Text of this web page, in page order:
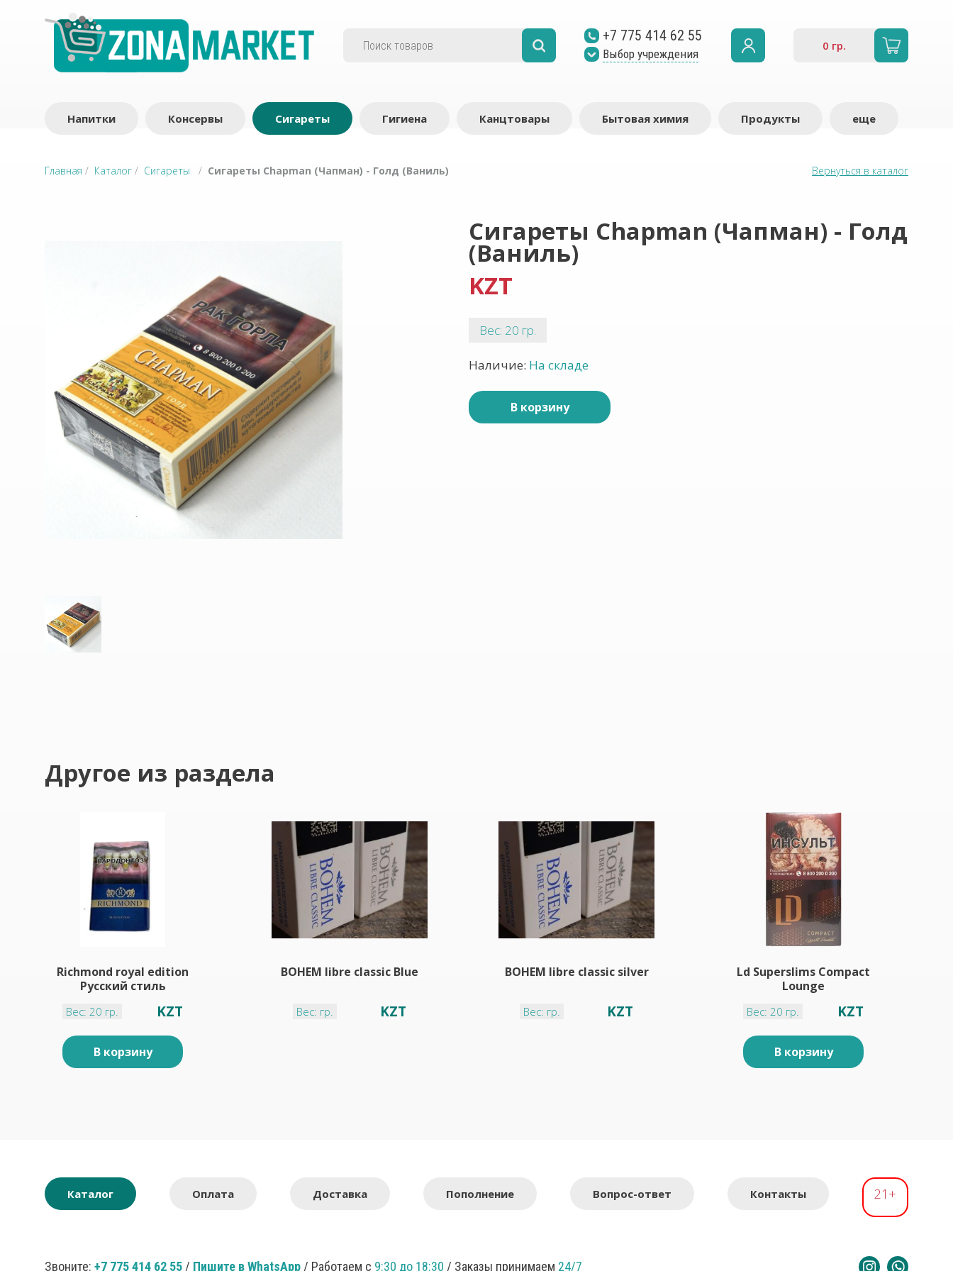
+7 775 414 62 55
Выбор учреждения
0 гр.
Напитки Консервы Сигареты Гигиена Канцтовары Бытовая химия Продукты еще
Главная / Каталог / Сигареты / Сигареты Chapman (Чапман) - Голд (Ваниль) Вернуться в каталог
Сигареты Chapman (Чапман) - Голд
(Ваниль)
KZT
Вес: 20 гр.
Наличие: На складе
В корзину
Другое из раздела
Richmond royal edition
Русский стиль
Вес: 20 гр. KZT
В корзину
BOHEM libre classic Blue
Вес: гр. KZT
BOHEM libre classic silver
Вес: гр. KZT
Ld Superslims Compact
Lounge
Вес: 20 гр. KZT
В корзину
Каталог Оплата Доставка Пополнение Вопрос-ответ Контакты 21+
Звоните: +7 775 414 62 55 / Пишите в WhatsApp / Работаем с 9:30 до 18:30 / Заказы принимаем 24/7